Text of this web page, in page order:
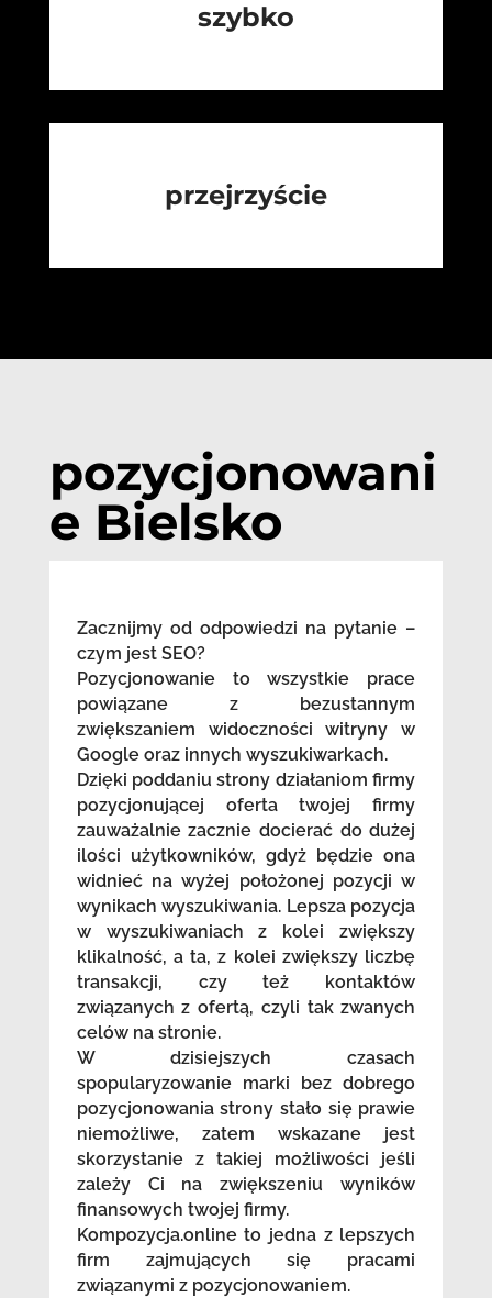
szybko
przejrzyście
pozycjonowani
e Bielsko
Zacznijmy od odpowiedzi na pytanie –
czym jest SEO?
Pozycjonowanie to wszystkie prace
powiązane z bezustannym
zwiększaniem widoczności witryny w
Google oraz innych wyszukiwarkach.
Dzięki poddaniu strony działaniom firmy
pozycjonującej oferta twojej firmy
zauważalnie zacznie docierać do dużej
ilości użytkowników, gdyż będzie ona
widnieć na wyżej położonej pozycji w
wynikach wyszukiwania. Lepsza pozycja
w wyszukiwaniach z kolei zwiększy
klikalność, a ta, z kolei zwiększy liczbę
transakcji, czy też kontaktów
związanych z ofertą, czyli tak zwanych
celów na stronie.
W dzisiejszych czasach
spopularyzowanie marki bez dobrego
pozycjonowania strony stało się prawie
niemożliwe, zatem wskazane jest
skorzystanie z takiej możliwości jeśli
zależy Ci na zwiększeniu wyników
finansowych twojej firmy.
Kompozycja.online to jedna z lepszych
firm zajmujących się pracami
związanymi z pozycjonowaniem.